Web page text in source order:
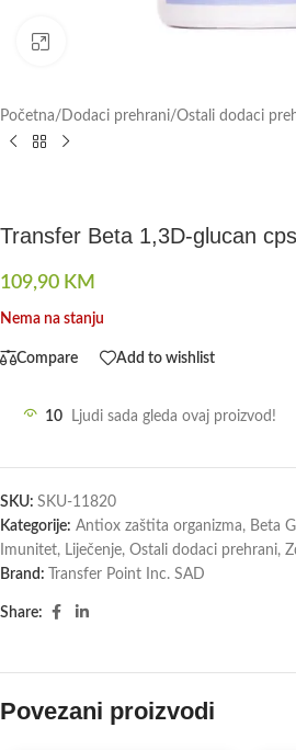
Početna/ Dodaci prehrani/Ostali dodaci
Transfer Beta 1,3D-glucan
109,90 KM
Nema na stanju
Compare Add to wishlist
10 Ljudi sada gleda ovaj proizvod!
SKU: SKU-11820
Kategorije: Antiox zaštita organizma, Beta
Imunitet, Liječenje, Ostali dodaci prehrani,
Brand:
Transfer Point Inc. SAD
Share:
Povezani proizvodi